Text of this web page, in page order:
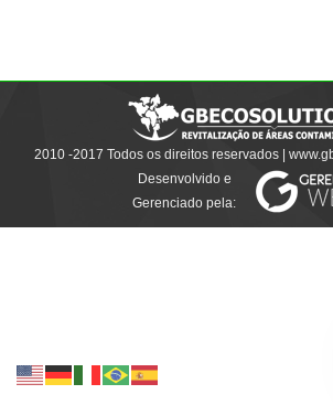
2010 -2017 Todos os direitos reservados |
Desenvolvido e
Gerenciado pela: